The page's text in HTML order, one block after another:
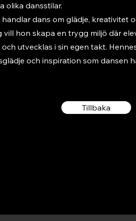
olika dansstilar.
handlar dans om glädje, kreativitet
vill hon skapa en trygg miljö där
utvecklas i sin egen takt.
och inspiration som dansen
Tillbaka